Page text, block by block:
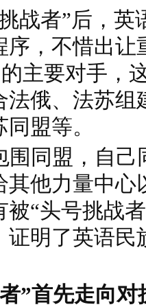
战者”后，英
序，不惜出让
主要对手，
俄、法苏组
盟等。
同盟，自己
其他力量中心
“头号挑战
证明了英语民
”首先走向对